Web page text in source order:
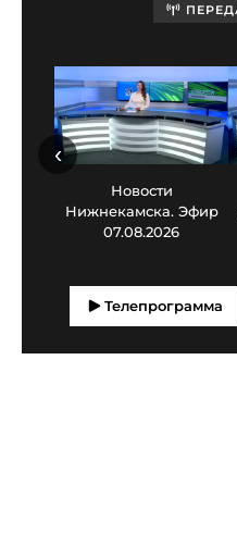
Новости
Нижнекамска. Эфир
07.08.2026
‹
Телепрограмма